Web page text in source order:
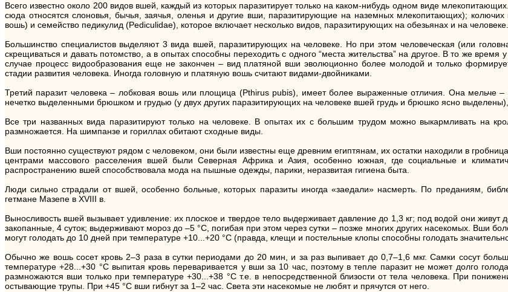
Всего известно около 200 видов вшей, каждый из которых паразитирует только на каком-нибудь одном виде
сюда относятся слоновья, бычья, заячья, оленья и другие вши, паразитирующие на наземных млекопитающих);
вошь) и семейство педикулид (Pediculidae), которое включает несколько видов, паразитирующих на обезьянах и на
Большинство специалистов выделяют 3 вида вшей, паразитирующих на человеке. Но при этом человеческая (или
скрещиваться и давать потомство, а в опытах способны переходить с одного “места жительства” на другое. В то же
случае процесс видообразования еще не закончен – вид платяной вши эволюционно более молодой и только
стадии развития человека. Иногда головную и платяную вошь считают видами-двойниками.
Третий паразит человека – лобковая вошь или площица (Pthirus pubis), имеет более выраженные отличия. Она
нечетко выделенными брюшком и грудью (у двух других паразитирующих на человеке вшей грудь и брюшко ясно выделены),
Все три названных вида паразитируют только на человеке. В опытах их с большим трудом можно выкармливать на
размножается. На шимпанзе и гориллах обитают сходные виды.
Вши постоянно существуют рядом с человеком, они были известны еще древним египтянам, их остатки находили в
центрами массового расселения вшей были Северная Африка и Азия, особенно южная, где социальные и
распространению вшей способствовала мода на пышные одежды, парики, неразвитая гигиена быта.
Люди сильно страдали от вшей, особенно больные, которых паразиты иногда «заедали» насмерть. По преданиям,
гетмане Мазепе в XVIII в.
Выносливость вшей вызывает удивление: их плоское и твердое тело выдерживает давление до 1,3 кг; под водой они
закопанные, 4 суток; выдерживают мороз до –5 °С, погибая при этом через сутки – позже многих других насекомых. Вши
могут голодать до 10 дней при температуре +10...+20 °С (правда, клещи и постельные клопы способны голодать
Обычно же вошь сосет кровь 2–3 раза в сутки периодами до 20 мин, и за раз выпивает до 0,7–1,6 мкг. Самки сосут
температуре +28...+30 °С выпитая кровь переваривается у вши за 10 час, поэтому в тепле паразит не может долго
размножаются вши только при температуре +30...+38 °С т.е. в непосредственной близости от тела человека. При
остывающие трупы. При +45 °С вши гибнут за 1–2 час. Света эти насекомые не любят и прячутся от него.